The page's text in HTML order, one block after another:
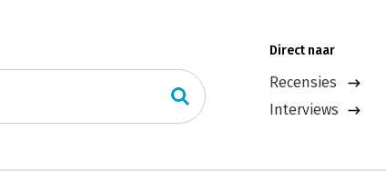
Direct naar
Recensies
Interviews